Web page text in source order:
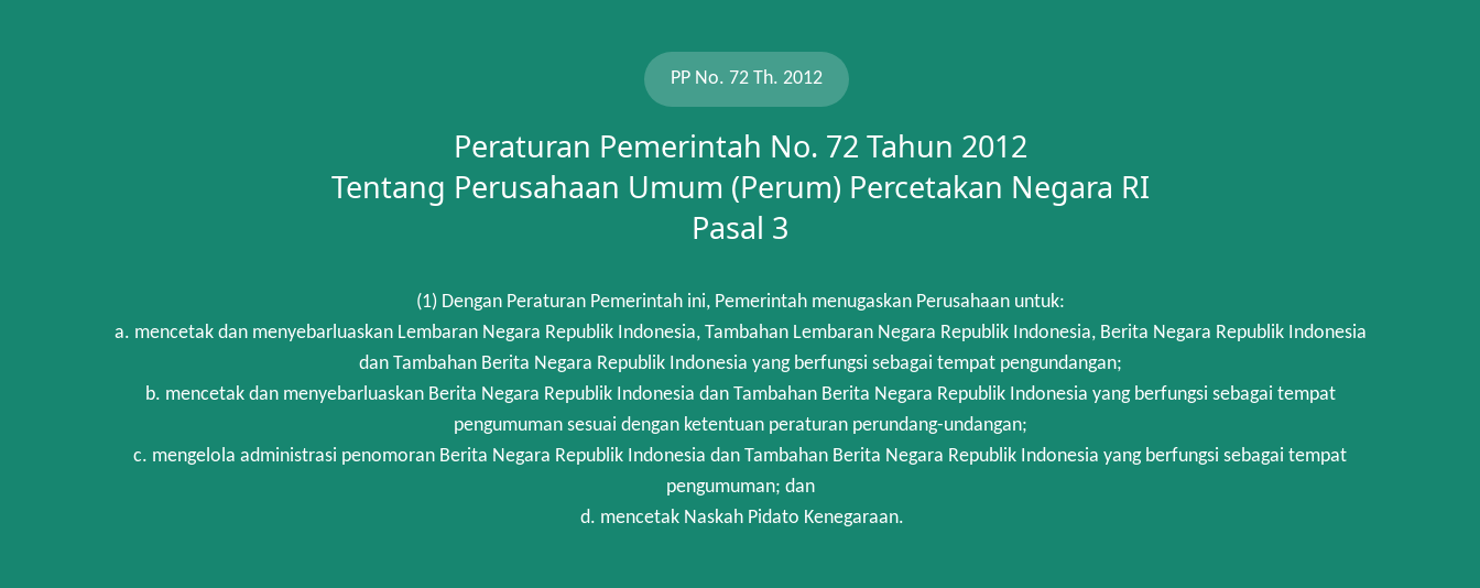
PP No. 72 Th. 2012
Peraturan Pemerintah No. 72 Tahun 2012
Tentang Perusahaan Umum (Perum) Percetakan Negara RI
Pasal 3
(1) Dengan Peraturan Pemerintah ini, Pemerintah menugaskan Perusahaan untuk:
a. mencetak dan menyebarluaskan Lembaran Negara Republik Indonesia, Tambahan Lembaran Negara Republik Indonesia, Berita Negara Republik Indonesia
dan Tambahan Berita Negara Republik Indonesia yang berfungsi sebagai tempat pengundangan;
b. mencetak dan menyebarluaskan Berita Negara Republik Indonesia dan Tambahan Berita Negara Republik Indonesia yang berfungsi sebagai tempat
pengumuman sesuai dengan ketentuan peraturan perundang-undangan;
c. mengelola administrasi penomoran Berita Negara Republik Indonesia dan Tambahan Berita Negara Republik Indonesia yang berfungsi sebagai tempat
pengumuman; dan
d. mencetak Naskah Pidato Kenegaraan.